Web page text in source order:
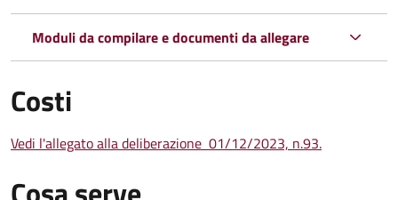
Moduli da compilare e documenti da allegare
Costi
Vedi l'allegato alla deliberazione 01/12/2023, n.93.